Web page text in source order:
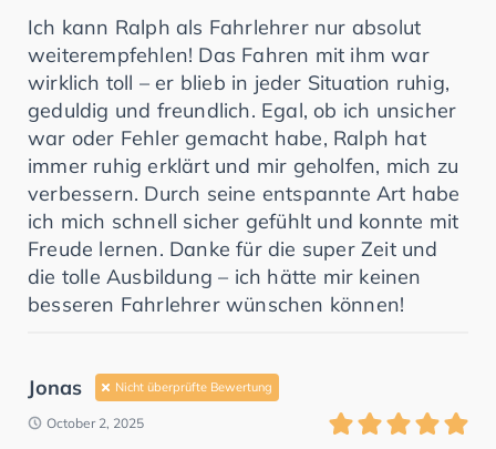
Ich kann Ralph als Fahrlehrer nur absolut
weiterempfehlen! Das Fahren mit ihm war
wirklich toll – er blieb in jeder Situation ruhig,
geduldig und freundlich. Egal, ob ich unsicher
war oder Fehler gemacht habe, Ralph hat
immer ruhig erklärt und mir geholfen, mich zu
verbessern. Durch seine entspannte Art habe
ich mich schnell sicher gefühlt und konnte mit
Freude lernen. Danke für die super Zeit und
die tolle Ausbildung – ich hätte mir keinen
besseren Fahrlehrer wünschen können!
Jonas Nicht überprüfte Bewertung
October 2, 2025